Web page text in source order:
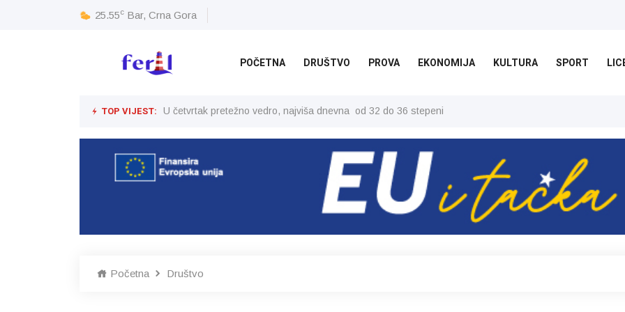
25.55c Bar, Crna Gora
POČETNA DRUŠTVO PROVA EKONOMIJA KULTURA SPORT
TOP VIJEST: U četvrtak pretežno vedro, najviša dnevna od 32 do 36 stepeni
Početna Društvo